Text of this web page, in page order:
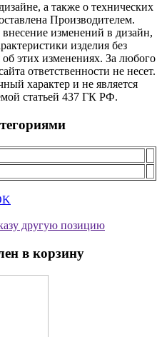
а также о технических
Производителем.
изменений в дизайн,
изделия без
этих изменениях. За любого
ответственности не несет.
характер и не является
статьей 437 ГК РФ.
другую позицию
в корзину